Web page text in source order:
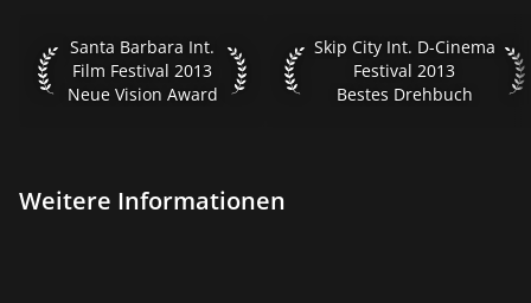
Santa Barbara Int. Film Festival 2013 Neue Vision Award
Santa Barbara Int.
Film Festival 2013
Neue Vision Award
Skip City Int. D-Cinema
Skip City Int. D-Cinema
Festival 2013
Bestes Drehbuch
Weitere Informationen